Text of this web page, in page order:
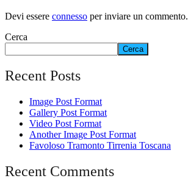
Devi essere connesso per inviare un commento.
Cerca
Cerca
Recent Posts
Image Post Format
Gallery Post Format
Video Post Format
Another Image Post Format
Favoloso Tramonto Tirrenia Toscana
Recent Comments